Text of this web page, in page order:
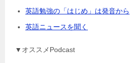
英語勉強の「はじめ」は発音から
英語ニュースを聞く
▼オススメPodcast